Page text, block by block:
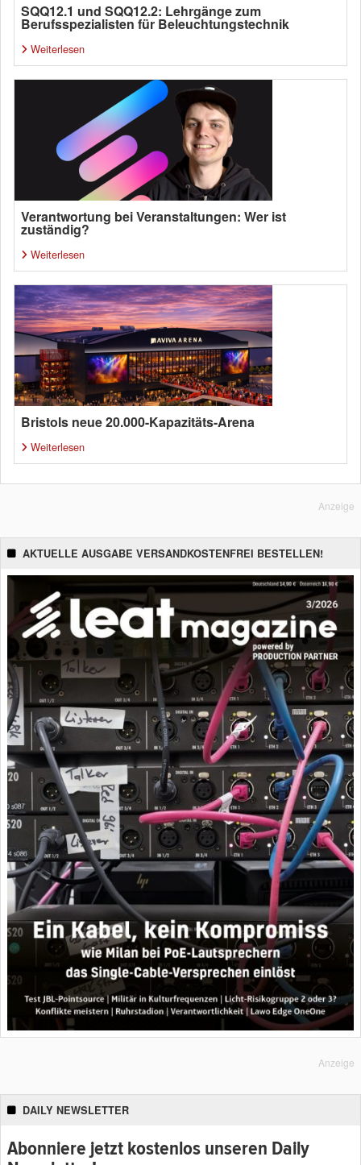
SQQ12.1 und SQQ12.2: Lehrgänge zum
Berufsspezialisten für Beleuchtungstechnik
Weiterlesen
Verantwortung bei Veranstaltungen: Wer ist
zuständig?
Weiterlesen
Bristols neue 20.000-Kapazitäts-Arena
Weiterlesen
Anzeige
AKTUELLE AUSGABE VERSANDKOSTENFREI BESTELLEN!
Anzeige
DAILY NEWSLETTER
Abonniere jetzt kostenlos unseren Daily